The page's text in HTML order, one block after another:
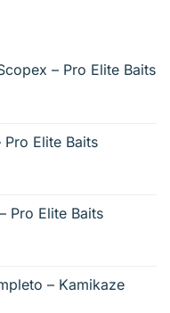
– Pro Elite Baits
€.
Elite Baits
€.
Pro Elite Baits
– Kamikaze